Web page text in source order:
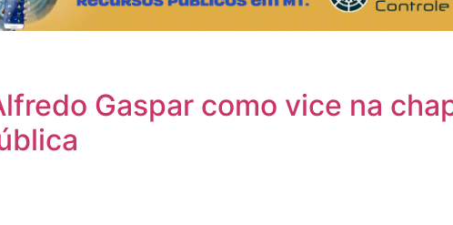
Gaspar como vice na